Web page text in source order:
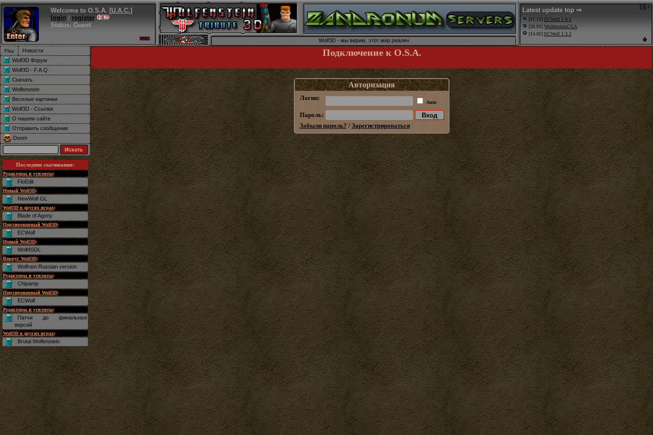
18+
Welcome to O.S.A. [U.A.C.]
login / register
Status: Guest
Latest update top ⇒
[11.12] ECWolf 1.4.1
[26.01] WolfensteinCGA
[14.05] ECWolf 1.3.2
Wolf3D - мы верим, этот мир реален
Новости
Wolf3D Форум
Wolf3D - F.A.Q.
Скачать
Wolfenstein
Веселые картинки
Wolf3D - Ссылки
О нашем сайте
Отправить сообщение
Doom
Последние скачивания:
Редакторы и утилиты:
FloEdit
Новый Wolf3D:
NewWolf GL
Wolf3D в других играх:
Blade of Agony
Портированный Wolf3D:
ECWolf
Новый Wolf3D:
Wolf4SDL
Вокруг Wolf3D:
Wolfram Russian version
Редакторы и утилиты:
Chipamp
Портированный Wolf3D:
ECWolf
Редакторы и утилиты:
Патчи до финальных
версий
Wolf3D в других играх:
Brutal Wolfenstein
Подключение к O.S.A.
Авторизация
Логин:
Auto
Пароль:
Забыли пароль? / Зарегистрироваться